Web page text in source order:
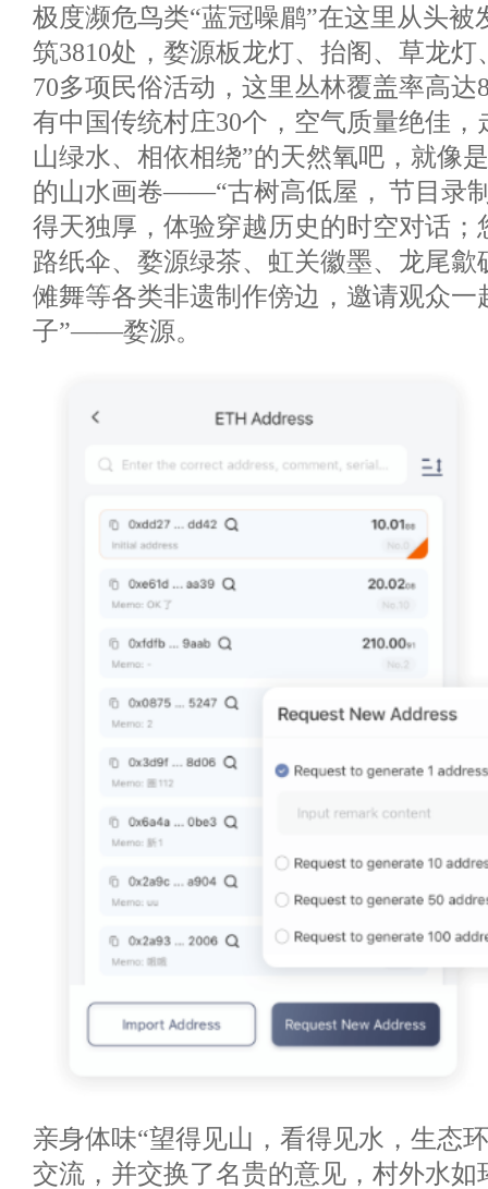
极度濒危鸟类“蓝冠噪鹛”在这里从头被
筑3810处，婺源板龙灯、抬阁、草龙
70多项民俗活动，这里丛林覆盖率高达
有中国传统村庄30个，空气质量绝佳，
山绿水、相依相绕”的天然氧吧，就像
的山水画卷——“古树高低屋， 节目录
得天独厚，体验穿越历史的时空对话；
路纸伞、婺源绿茶、虹关徽墨、龙尾
傩舞等各类非遗制作傍边，邀请观众一
子”——婺源。
亲身体味“望得见山，看得见水，生态
交流，并交换了名贵的意见，村外水如